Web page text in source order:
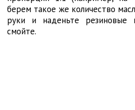
берем такое же количество
руки и наденьте резиновые
смойте.